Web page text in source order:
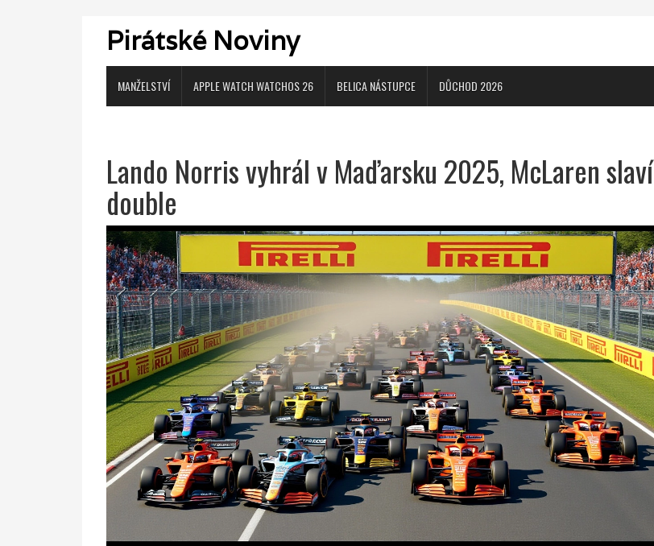
Pirátské Noviny
MANŽELSTVÍ APPLE WATCH WATCHOS 26 BELICA NÁSTUPCE DŮCHOD 2026
Lando Norris vyhrál v Maďarsku 2025, McLaren slaví
double